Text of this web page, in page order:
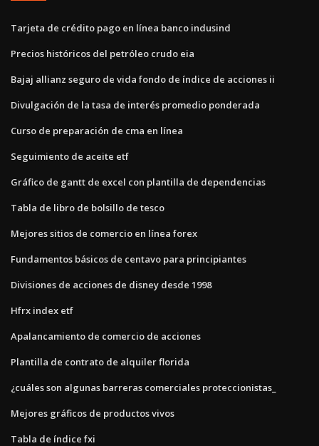
Tarjeta de crédito pago en línea banco indusind
Precios históricos del petróleo crudo eia
Bajaj allianz seguro de vida fondo de índice de acciones ii
Divulgación de la tasa de interés promedio ponderada
Curso de preparación de cma en línea
Seguimiento de aceite etf
Gráfico de gantt de excel con plantilla de dependencias
Tabla de libro de bolsillo de tesco
Mejores sitios de comercio en línea forex
Fundamentos básicos de centavo para principiantes
Divisiones de acciones de disney desde 1998
Hfrx index etf
Apalancamiento de comercio de acciones
Plantilla de contrato de alquiler florida
¿cuáles son algunas barreras comerciales proteccionistas_
Mejores gráficos de productos vivos
Tabla de índice fxi